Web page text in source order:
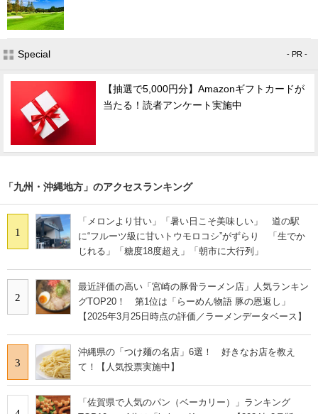
Special - PR -
【抽選で5,000円分】Amazonギフトカードが
当たる！読者アンケート実施中
「九州・沖縄地方」のアクセスランキング
1
「メロンより甘い」「暑い日こそ美味しい」 道の駅
に“フルーツ級に甘いトウモロコシ”がずらり 「生でか
じれる」「糖度18度超え」「朝市に大行列」
2
最近評価の高い「宮崎の豚骨ラーメン店」人気ランキン
グTOP20！ 第1位は「らーめん物語 豚の恩返し」
【2025年3月25日時点の評価／ラーメンデータベース】
3
沖縄県の「つけ麺の名店」6選！ 好きなお店を教え
て！【人気投票実施中】
「佐賀県で人気のパン（ベーカリー）」ランキング